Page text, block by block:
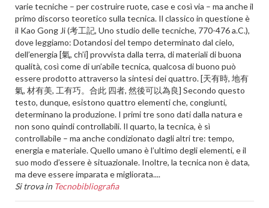
varie tecniche – per costruire ruote, case e così via – ma anche il
primo discorso teoretico sulla tecnica. Il classico in questione è
il Kao Gong Ji (考工記, Uno studio delle tecniche, 770-476 a.C.),
dove leggiamo: Dotandosi del tempo determinato dal cielo,
dell’energia [氣, ch’i] provvista dalla terra, di materiali di buona
qualità, così come di un’abile tecnica, qualcosa di buono può
essere prodotto attraverso la sintesi dei quattro. [天有時, 地有
氣, 材有美, 工有巧。合此 四者, 然後可以為良] Secondo questo
testo, dunque, esistono quattro elementi che, congiunti,
determinano la produzione. I primi tre sono dati dalla natura e
non sono quindi controllabili. Il quarto, la tecnica, è sì
controllabile – ma anche condizionato dagli altri tre: tempo,
energia e materiale. Quello umano è l’ultimo degli elementi, e il
suo modo d’essere è situazionale. Inoltre, la tecnica non è data,
ma deve essere imparata e migliorata....
Si trova in Tecnobibliografia